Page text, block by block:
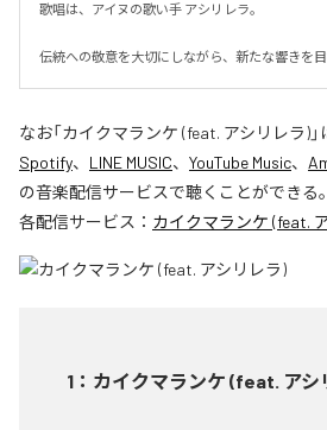
歌唱は、アイヌの歌い手 アシリレラ。
伝統への敬意を大切にしながら、新たな響きを目
なお「カイクマランケ (feat. アシリレラ)」
Spotify、 LINE MUSIC、 YouTube Music、
の音楽配信サービスで聴くことができる。
各配信サービス： カイクマランケ (feat.
1 ： カイクマランケ (feat. アシ